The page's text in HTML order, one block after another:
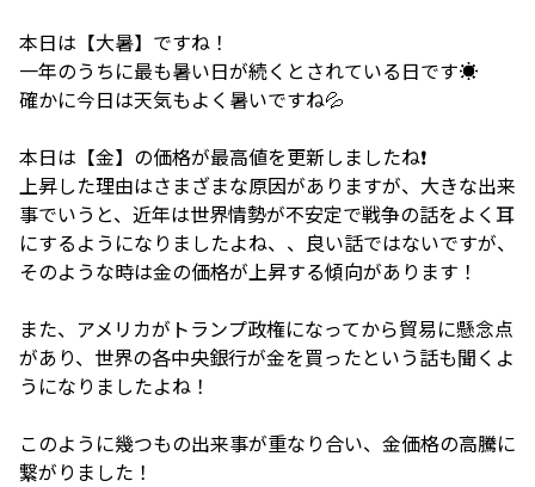
本日は【大暑】ですね！
一年のうちに最も暑い日が続くとされている日です☀️
確かに今日は天気もよく暑いですね💦
本日は【金】の価格が最高値を更新しましたね❗️
上昇した理由はさまざまな原因がありますが、大きな出来
事でいうと、近年は世界情勢が不安定で戦争の話をよく耳
にするようになりましたよね、、良い話ではないですが、
そのような時は金の価格が上昇する傾向があります！
また、アメリカがトランプ政権になってから貿易に懸念点
があり、世界の各中央銀行が金を買ったという話も聞くよ
うになりましたよね！
このように幾つもの出来事が重なり合い、金価格の高騰に
繋がりました！